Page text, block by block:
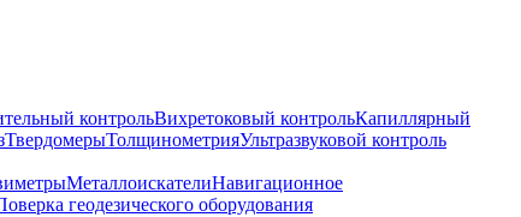
контрольВихретоковый контрольКапиллярный
ТвердомерыТолщинометрияУльтразвуковой контроль
МеталлоискателиНавигационное
геодезического оборудования